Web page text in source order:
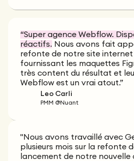
“Super agence Webflow.
réactifs. Nous avons fait
refonte de notre site
fournissant les maquettes
très content du résultat et
Webflow est un vrai atout.”
Leo Carli
PMM @Nuant
"Nous avons travaillé avec
plusieurs mois sur la refonte
lancement de notre nouvelle